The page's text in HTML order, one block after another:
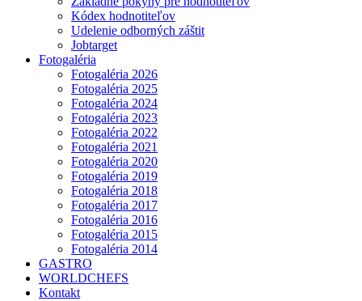
Kódex hodnotiteľov
Udelenie odborných záštit
Jobtarget
Fotogaléria
Fotogaléria 2026
Fotogaléria 2025
Fotogaléria 2024
Fotogaléria 2023
Fotogaléria 2022
Fotogaléria 2021
Fotogaléria 2020
Fotogaléria 2019
Fotogaléria 2018
Fotogaléria 2017
Fotogaléria 2016
Fotogaléria 2015
Fotogaléria 2014
GASTRO
WORLDCHEFS
Kontakt